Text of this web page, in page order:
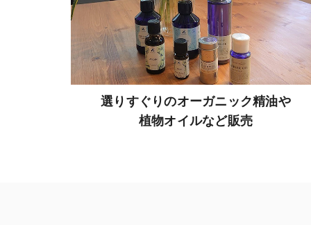
選りすぐりのオーガニック精油や
植物オイルなど販売